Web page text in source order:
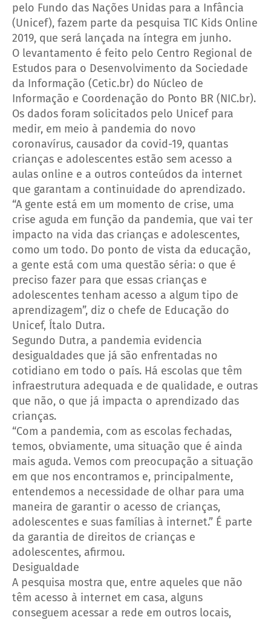
pelo Fundo das Nações Unidas para a Infância
(Unicef), fazem parte da pesquisa TIC Kids Online
2019, que será lançada na íntegra em junho.
O levantamento é feito pelo Centro Regional de
Estudos para o Desenvolvimento da Sociedade
da Informação (Cetic.br) do Núcleo de
Informação e Coordenação do Ponto BR (NIC.br).
Os dados foram solicitados pelo Unicef para
medir, em meio à pandemia do novo
coronavírus, causador da covid-19, quantas
crianças e adolescentes estão sem acesso a
aulas online e a outros conteúdos da internet
que garantam a continuidade do aprendizado.
“A gente está em um momento de crise, uma
crise aguda em função da pandemia, que vai ter
impacto na vida das crianças e adolescentes,
como um todo. Do ponto de vista da educação,
a gente está com uma questão séria: o que é
preciso fazer para que essas crianças e
adolescentes tenham acesso a algum tipo de
aprendizagem”, diz o chefe de Educação do
Unicef, Ítalo Dutra.
Segundo Dutra, a pandemia evidencia
desigualdades que já são enfrentadas no
cotidiano em todo o país. Há escolas que têm
infraestrutura adequada e de qualidade, e outras
que não, o que já impacta o aprendizado das
crianças.
“Com a pandemia, com as escolas fechadas,
temos, obviamente, uma situação que é ainda
mais aguda. Vemos com preocupação a situação
em que nos encontramos e, principalmente,
entendemos a necessidade de olhar para uma
maneira de garantir o acesso de crianças,
adolescentes e suas famílias à internet.” É parte
da garantia de direitos de crianças e
adolescentes, afirmou.
Desigualdade
A pesquisa mostra que, entre aqueles que não
têm acesso à internet em casa, alguns
conseguem acessar a rede em outros locais,